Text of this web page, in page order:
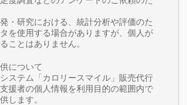
・研究における、統計分析や評価のた
を使用する場合がありますが、個人が
ことはありません。
について
ステム「カロリースマイル」販売代行
援者の個人情報を利用目的の範囲内で
します。